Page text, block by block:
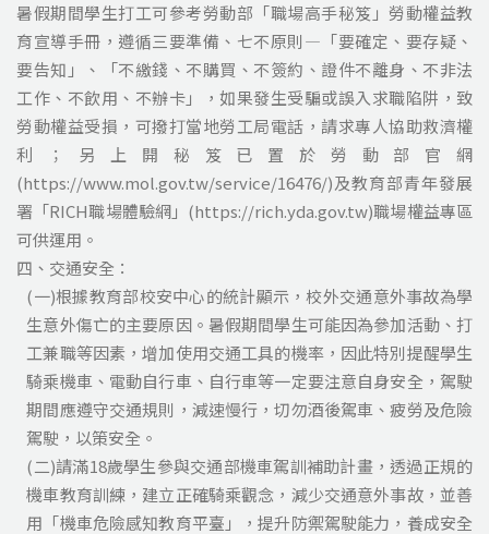
暑假期間學生打工可參考勞動部「職場高手秘笈」勞動權益教
育宣導手冊，遵循三要準備、七不原則—「要確定、要存疑、
要告知」、「不繳錢、不購買、不簽約、證件不離身、不非法
工作、不飲用、不辦卡」，如果發生受騙或誤入求職陷阱，致
勞動權益受損，可撥打當地勞工局電話，請求專人協助救濟權
利；另上開秘笈已置於勞動部官網
(https://www.mol.gov.tw/service/16476/)及教育部青年發展
署「RICH職場體驗網」(https://rich.yda.gov.tw)職場權益專區
可供運用。
四、交通安全：
(一)根據教育部校安中心的統計顯示，校外交通意外事故為學
生意外傷亡的主要原因。暑假期間學生可能因為參加活動、打
工兼職等因素，增加使用交通工具的機率，因此特別提醒學生
騎乘機車、電動自行車、自行車等一定要注意自身安全，駕駛
期間應遵守交通規則，減速慢行，切勿酒後駕車、疲勞及危險
駕駛，以策安全。
(二)請滿18歲學生參與交通部機車駕訓補助計畫，透過正規的
機車教育訓練，建立正確騎乘觀念，減少交通意外事故，並善
用「機車危險感知教育平臺」，提升防禦駕駛能力，養成安全